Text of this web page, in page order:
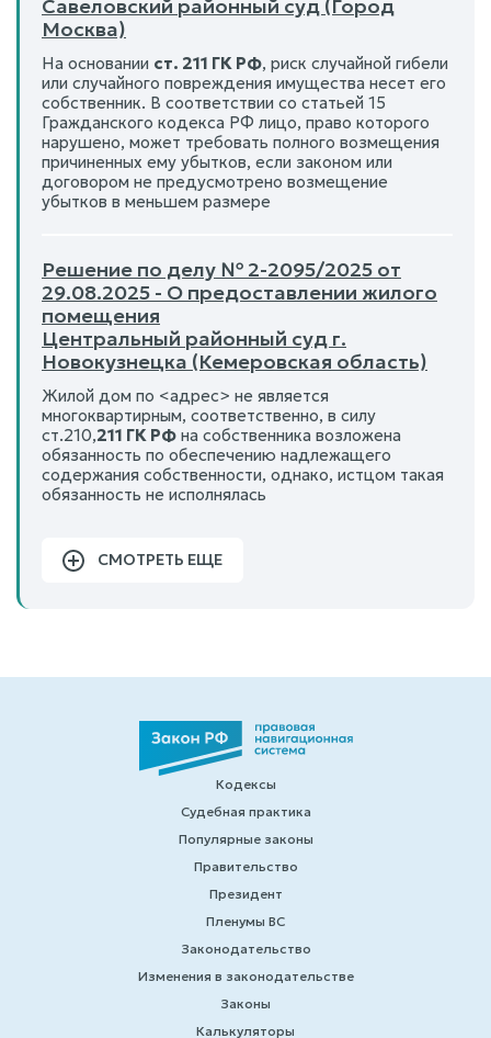
Савеловский районный суд (Город
Москва)
На основании ст. 211 ГК РФ, риск случайной гибели
или случайного повреждения имущества несет его
собственник. В соответствии со статьей 15
Гражданского кодекса РФ лицо, право которого
нарушено, может требовать полного возмещения
причиненных ему убытков, если законом или
договором не предусмотрено возмещение
убытков в меньшем размере
Решение по делу № 2-2095/2025 от
29.08.2025 - О предоставлении жилого
помещения
Центральный районный суд г.
Новокузнецка (Кемеровская область)
Жилой дом по <адрес> не является
многоквартирным, соответственно, в силу
ст.210,211 ГК РФ на собственника возложена
обязанность по обеспечению надлежащего
содержания собственности, однако, истцом такая
обязанность не исполнялась
СМОТРЕТЬ ЕЩЕ
Кодексы
Судебная практика
Популярные законы
Правительство
Президент
Пленумы ВС
Законодательство
Изменения в законодательстве
Законы
Калькуляторы